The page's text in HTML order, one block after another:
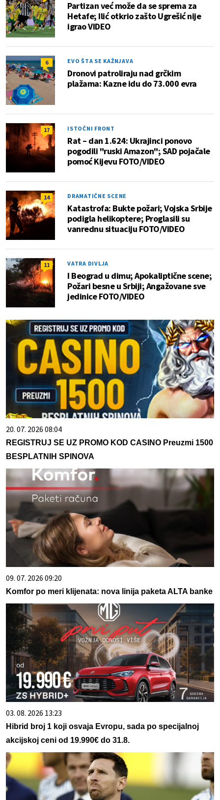
Partizan već može da se sprema za
Hetafe; Ilić otkrio zašto Ugrešić nije
igrao VIDEO
6 EVO ŠTA SE KAŽNJAVA
Dronovi patroliraju nad grčkim
plažama: Kazne idu do 73.000 evra
17 ISTOČNI FRONT
Rat – dan 1.624: Ukrajinci ponovo
pogodili "ruski Amazon"; SAD pojačale
pomoć Kijevu FOTO/VIDEO
14 DRAMATIČNE SCENE
Katastrofa: Bukte požari; Vojska Srbije
podigla helikoptere; Proglasili su
vanrednu situaciju FOTO/VIDEO
11 VATRA DIVLJA
I Beograd u dimu; Apokaliptične scene;
Požari besne u Srbiji; Angažovane sve
jedinice FOTO/VIDEO
20. 07. 2026 08:04
REGISTRUJ SE UZ PROMO KOD CASINO Preuzmi 1500
BESPLATNIH SPINOVA
09. 07. 2026 09:20
Komfor po meri klijenata: nova linija paketa ALTA banke
03. 08. 2026 13:23
Hibrid broj 1 koji osvaja Evropu, sada po specijalnoj
akcijskoj ceni od 19.990€ do 31.8.